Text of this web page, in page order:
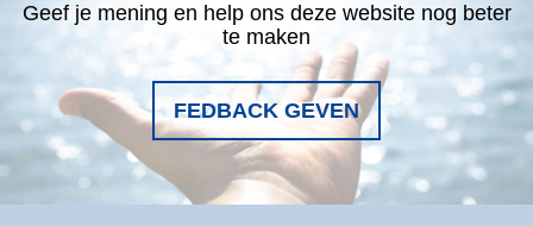
Geef je mening en help ons deze website nog beter
te maken
FEDBACK GEVEN